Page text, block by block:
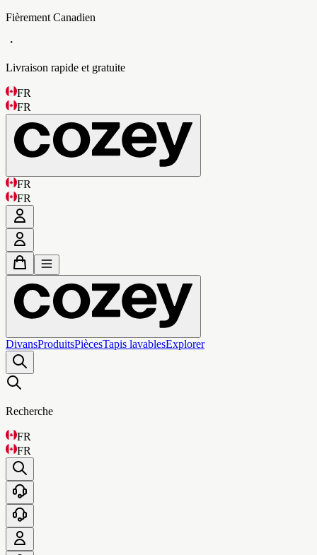
Fièrement Canadien
・
Livraison rapide et gratuite
FR
FR
FR
FR
DivansProduitsPiècesTapis lavablesExplorer
Recherche
FR
FR